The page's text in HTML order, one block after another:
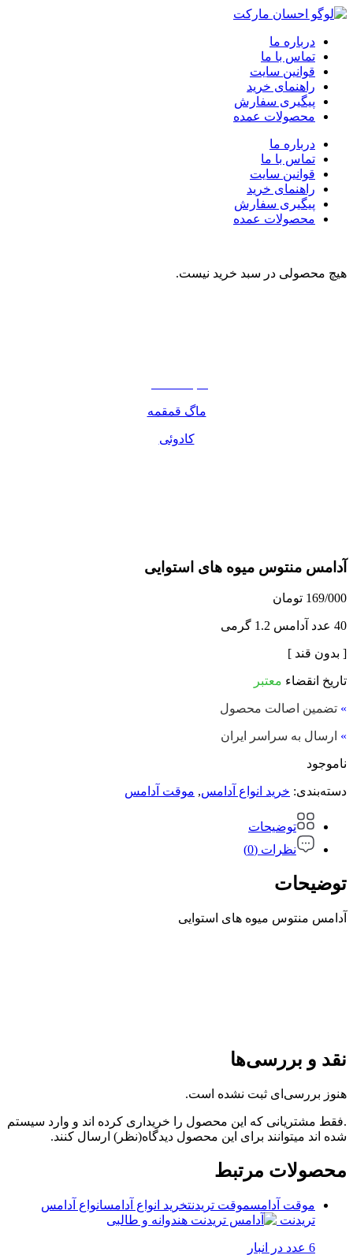
درباره ما
تماس با ما
قوانین سایت
راهنمای خرید
پیگیری سفارش
محصولات عمده
درباره ما
تماس با ما
قوانین سایت
راهنمای خرید
پیگیری سفارش
محصولات عمده
هیچ محصولی در سبد خرید نیست.
ماگ قمقمه
کادوئی
آدامس منتوس میوه های استوایی
169/000 تومان
40 عدد آدامس 1.2 گرمی
[ بدون قند ]
تاریخ انقضاء معتبر
» تضمین اصالت محصول
» ارسال به سراسر ایران
ناموجود
دسته‌بندی: خرید انواع آدامس, موقت آدامس
توضیحات
نظرات (0)
توضیحات
آدامس منتوس میوه های استوایی
نقد و بررسی‌ها
هنوز بررسی‌ای ثبت نشده است.
.فقط مشتریانی که این محصول را خریداری کرده اند و وارد سیستم
شده اند میتوانند برای این محصول دیدگاه(نظر) ارسال کنند.
محصولات مرتبط
موقت آدامسموقت تریدنتخرید انواع آدامسانواع آدامس
تریدنت
6 عدد در انبار